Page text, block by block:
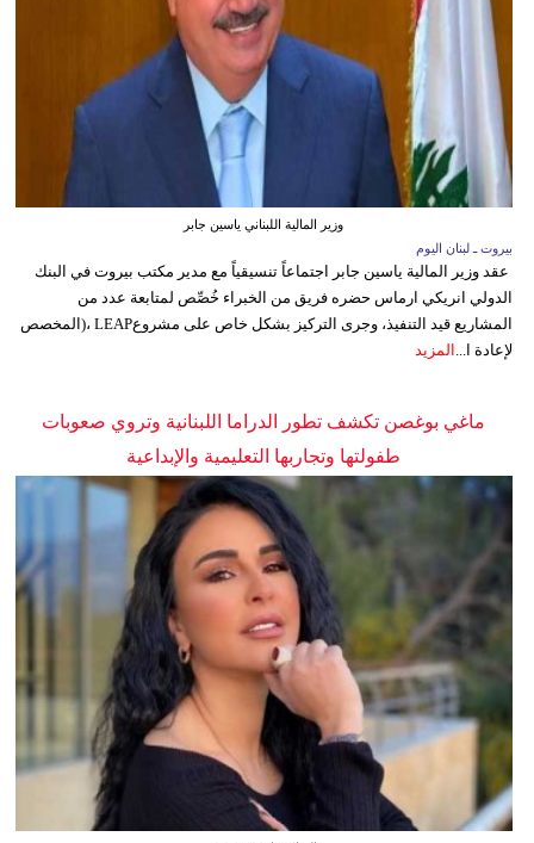
وزير المالية اللبناني ياسين جابر
بيروت ـ لبنان اليوم
عقد وزير المالية ياسين جابر اجتماعاً تنسيقياً مع مدير مكتب بيروت في البنك
الدولي انريكي ارماس حضره فريق من الخبراء خُصِّص لمتابعة عدد من
المشاريع قيد التنفيذ، وجرى التركيز بشكل خاص على مشروعLEAP ،(المخصص
لإعادة ا...
المزيد
ماغي بوغصن تكشف تطور الدراما اللبنانية وتروي صعوبات
طفولتها وتجاربها التعليمية والإبداعية